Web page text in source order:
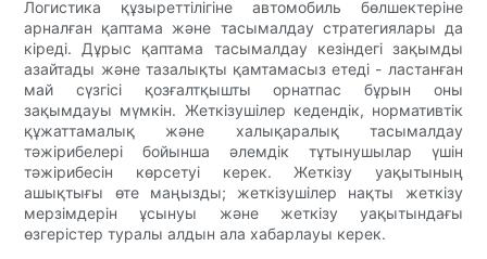
Логистика құзыреттілігіне автомобиль бөлшектеріне
арналған қаптама және тасымалдау стратегиялары да
кіреді. Дұрыс қаптама тасымалдау кезіндегі зақымды
азайтады және тазалықты қамтамасыз етеді - ластанған
май сүзгісі қозғалтқышты орнатпас бұрын оны
зақымдауы мүмкін. Жеткізушілер кедендік, нормативтік
құжаттамалық және халықаралық тасымалдау
тәжірибелері бойынша әлемдік тұтынушылар үшін
тәжірибесін көрсетуі керек. Жеткізу уақытының
ашықтығы өте маңызды; жеткізушілер нақты жеткізу
мерзімдерін ұсынуы және жеткізу уақытындағы
өзгерістер туралы алдын ала хабарлауы керек.